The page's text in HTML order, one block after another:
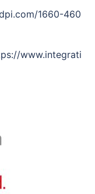
1660-460
www.integrati